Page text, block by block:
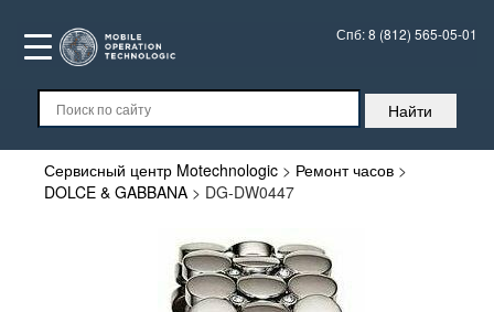
Спб:8 (812) 565-05-01
Сервисный центр Motechnologic > Ремонт часов >
DOLCE & GABBANA > DG-DW0447